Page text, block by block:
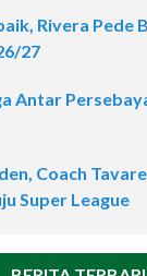
Rivera Pede
27
Antar
Coach
Super League